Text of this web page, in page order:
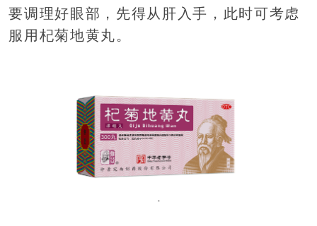
要调理好眼部，先得从肝入手，此时可考虑
服用杞菊地黄丸。